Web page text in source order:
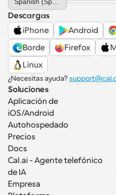
Descargas
iPhone
Android
Borde
Firefox
Linux
¿Necesitas ayuda?
Soluciones
Aplicación de
iOS/Android
Autohospedado
Precios
Docs
Cal.ai - Agente telefónico
de IA
Empresa